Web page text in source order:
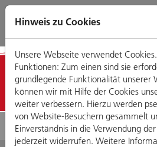
Direkt
zum
Zum
Hauptmenü
Zum
Footermenü
Zur
Website-
Hinweis zu Cookies
Unsere Webseite verwendet
Funktionen: Zum einen sind sie
grundlegende Funktionalität unserer
können wir mit Hilfe der Cookies
weiter verbessern. Hierzu werden
von Website-Besuchern gesammelt
Einverständnis in die Verwendung
jederzeit widerrufen. Weitere